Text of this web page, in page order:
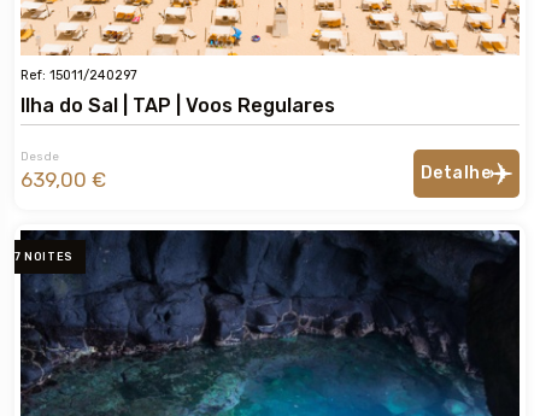
Ref: 15011/240297
Ilha do Sal | TAP | Voos Regulares
Desde
639,00 € Detalhe
7 NOITES